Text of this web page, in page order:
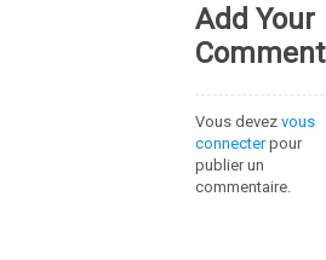
Add Your
Comment
Vous devez vous
connecterpour
publier un
commentaire.